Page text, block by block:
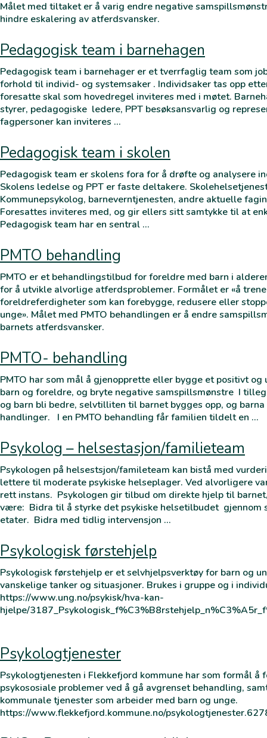
Målet med tiltaket er å varig endre negative
hindre eskalering av atferdsvansker.
Pedagogisk team i barnehagen
Pedagogisk team i barnehager er et tverrfaglig team som
forhold til individ- og systemsaker . Individsaker tas opp
foresatte skal som hovedregel inviteres med i møtet.
styrer, pedagogiske ledere, PPT besøksansvarlig og
fagpersoner kan inviteres …
Pedagogisk team i skolen
Pedagogisk team er skolens fora for å drøfte og analysere
Skolens ledelse og PPT er faste deltakere.
Kommunepsykolog, barneverntjenesten, andre aktuelle
Foresattes inviteres med, og gir ellers sitt samtykke til at
Pedagogisk team har en sentral …
PMTO behandling
PMTO er et behandlingstilbud for foreldre med barn i
for å utvikle alvorlige atferdsproblemer. Formålet er «å
foreldreferdigheter som kan forebygge, redusere eller
unge». Målet med PMTO behandlingen er å endre
barnets atferdsvansker.
PMTO- behandling
PMTO har som mål å gjenopprette eller bygge et positivt
barn og foreldre, og bryte negative samspillsmønstre I
og barn bli bedre, selvtilliten til barnet bygges opp, og
handlinger. I en PMTO behandling får familien tildelt en …
Psykolog – helsestasjon/familieteam
Psykologen på helsestsjon/famileteam kan bistå med
lettere til moderate psykiske helseplager. Ved alvorligere
rett instans. Psykologen gir tilbud om direkte hjelp til
være: Bidra til å styrke det psykiske helsetilbudet gjennom
etater. Bidra med tidlig intervensjon …
Psykologisk førstehjelp
Psykologisk førstehjelp er et selvhjelpsverktøy for barn og
vanskelige tanker og situasjoner. Brukes i gruppe og i
https://www.ung.no/psykisk/hva-kan-
hjelpe/
Psykologtjenester
Psykologtjenesten i Flekkefjord kommune har som formål å
psykososiale problemer ved å gå avgrenset behandling,
kommunale tjenester som arbeider med barn og unge.
https://www.flekkefjord.kommune.no/